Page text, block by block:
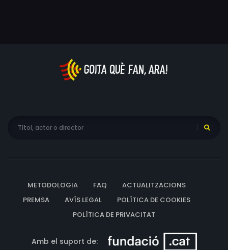
METODOLOGIA FAQ
ACTUALITZACIONS
PREMSA
AVÍS LEGAL
POLÍTICA DE COOKIES
POLÍTICA DE PRIVACITAT
Amb el suport de: